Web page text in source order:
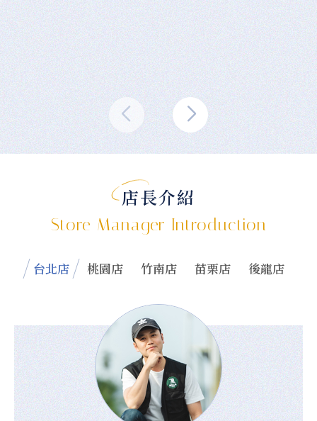
店長介紹
Store Manager Introduction
台北店 桃園店 竹南店 苗栗店 後龍店